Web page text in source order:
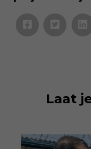
Laat